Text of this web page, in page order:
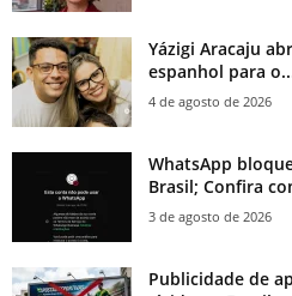
Yázigi Aracaju
espanhol para
4 de agosto de 2026
WhatsApp
Brasil; Confira
3 de agosto de 2026
Publicidade de